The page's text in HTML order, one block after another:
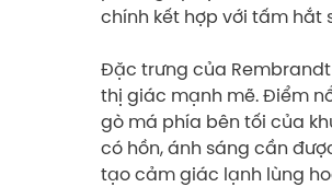
chính kết hợp với tấm hắt
Đặc trưng của
thị giác mạnh mẽ. Điểm
gò má phía bên tối của
có hồn, ánh sáng cần
tạo cảm giác lạnh lùng